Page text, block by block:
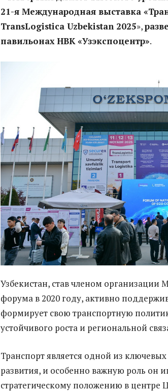
21-я Международная выставка
TransLogistica Uzbekistan 2025»,
павильонахНВК «Узэкспоцентр».
Узбекистан, став членом организации
форума в 2020 году, активно
формирует свою транспортную
устойчивого роста и региональной
Транспорт является одной из
развития, и особенно важную роль он
стратегическому положению в центре